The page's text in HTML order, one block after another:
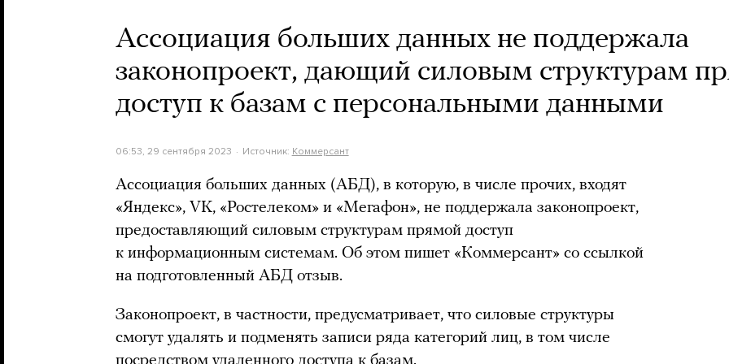
Ассоциация больших данных не поддержала
законопроект, дающий силовым структурам
доступ к базам с персональными данными
06:53, 29 сентября 2023 Источник: Коммерсант
Ассоциация больших данных (АБД), в которую, в числе прочих, входят
«Яндекс», VK, «Ростелеком» и «Мегафон», не поддержала законопроект,
предоставляющий силовым структурам прямой доступ
к информационным системам. Об этом пишет «Коммерсант» со ссылкой
на подготовленный АБД отзыв.
Законопроект, в частности, предусматривает, что силовые структуры
смогут удалять и подменять записи ряда категорий лиц, в том числе
посредством удаленного доступа к базам.